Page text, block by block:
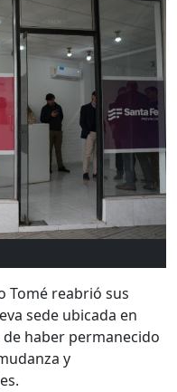
Tomé reabrió sus
sede ubicada en
haber permanecido
y